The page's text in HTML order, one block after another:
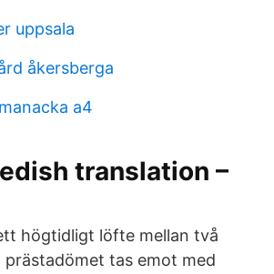
uppsala
åkersberga
a4
translation –
högtidligt löfte mellan två
prästadömet tas emot med